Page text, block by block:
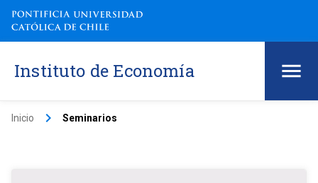
Instituto de Economía
Inicio keyboard_arrow_right Seminarios